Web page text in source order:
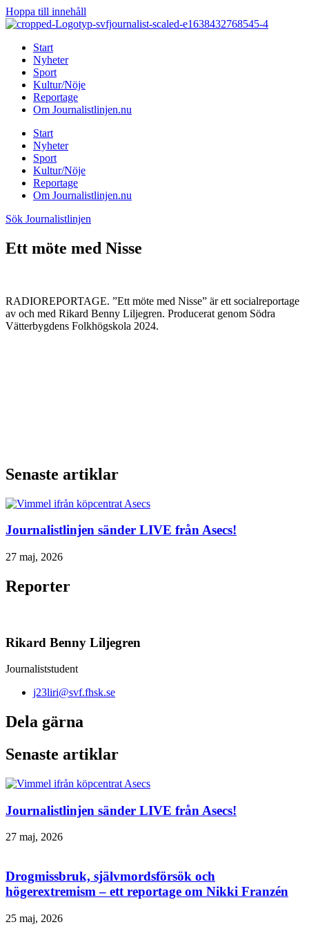
Hoppa till innehåll
Start
Nyheter
Sport
Kultur/Nöje
Reportage
Om Journalistlinjen.nu
Start
Nyheter
Sport
Kultur/Nöje
Reportage
Om Journalistlinjen.nu
Sök Journalistlinjen
Ett möte med Nisse
RADIOREPORTAGE. ”Ett möte med Nisse” är ett socialreportage
av och med Rikard Benny Liljegren. Producerat genom Södra
Vätterbygdens Folkhögskola 2024.
Senaste artiklar
Journalistlinjen sänder LIVE från Asecs!
27 maj, 2026
Reporter
Rikard Benny Liljegren
Journaliststudent
j23liri@svf.fhsk.se
Dela gärna
Senaste artiklar
Journalistlinjen sänder LIVE från Asecs!
27 maj, 2026
Drogmissbruk, självmordsförsök och
högerextremism – ett reportage om Nikki Franzén
25 maj, 2026